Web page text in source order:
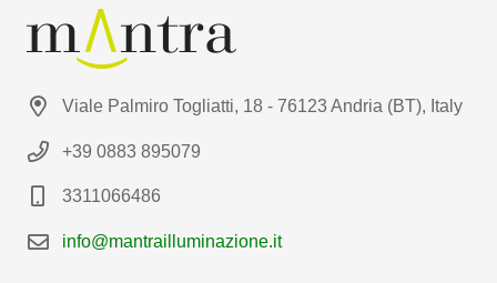
Viale Palmiro Togliatti, 18 - 76123 Andria (BT), Italy
+39 0883 895079
3311066486
info@mantrailluminazione.it